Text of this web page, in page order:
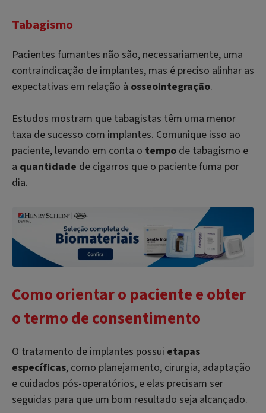
Tabagismo
Pacientes fumantes não são, necessariamente, uma
contraindicação de implantes, mas é preciso alinhar as
expectativas em relação à osseointegração.
Estudos mostram que tabagistas têm uma menor
taxa de sucesso com implantes. Comunique isso ao
paciente, levando em conta o tempo de tabagismo e
a quantidade de cigarros que o paciente fuma por
dia.
Como orientar o paciente e obter
o termo de consentimento
O tratamento de implantes possui etapas
específicas, como planejamento, cirurgia, adaptação
e cuidados pós-operatórios, e elas precisam ser
seguidas para que um bom resultado seja alcançado.